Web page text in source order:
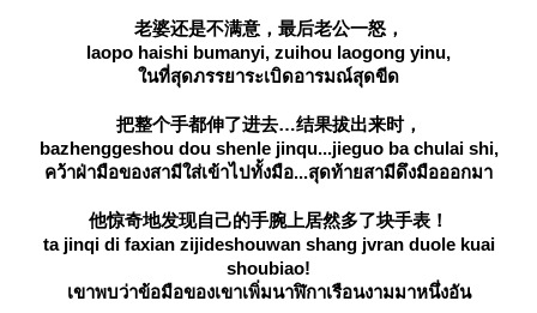
老婆还是不满意，最后老公一怒，
laopo haishi bumanyi, zuihou laogong yinu,
นที่สุดภรรยาระเบิดอารมณ์สุดขีด
把整个手都伸了进去…结果拔出来时，
bazhenggeshou dou shenle jinqu...jieguo ba chulai shi,
คว้าฝ่ามือของสามีใส่เข้าไปทั้งมือ...สุดท้ายสามีดึงมือออกมา
他惊奇地发现自己的手腕上居然多了块手表！
ta jinqi di faxian zijideshouwan shang jvran duole kuai
shoubiao!
เขาพบว่าข้อมือของเขาเพิ่มนาฬิกาเรือนงามมาหนึ่งอัน